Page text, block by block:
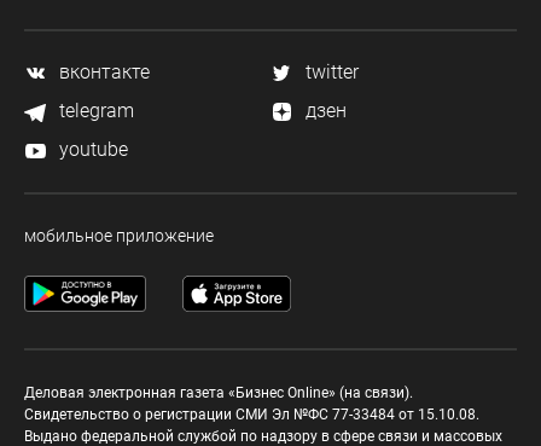
вконтакте
twitter
telegram
дзен
youtube
мобильное приложение
Деловая электронная газета «Бизнес Online» (на связи).
Свидетельство о регистрации СМИ Эл №ФС 77-33484 от 15.10.08.
Выдано федеральной службой по надзору в сфере связи и массовых